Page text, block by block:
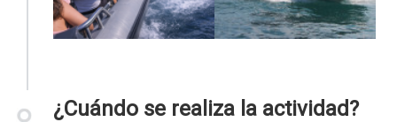
¿Cuándo se realiza la actividad?